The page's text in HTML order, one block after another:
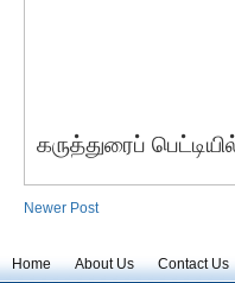
கருத்துரைப்
Newer Post
Home About Us Contact Us